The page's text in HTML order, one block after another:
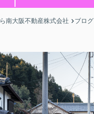
南大阪不動産株式会社 ブログ